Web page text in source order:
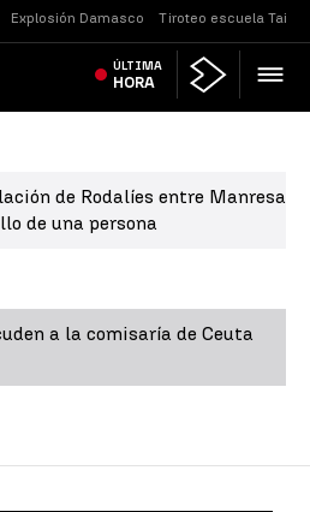
Explosión Damasco Tiroteo escuela
ÚLTIMA
HORA
de Rodalíes entre Manresa
de una persona
a la comisaría de Ceuta